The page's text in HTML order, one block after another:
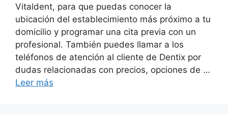
Vitaldent, para que puedas conocer la
ubicación del establecimiento más próximo a tu
domicilio y programar una cita previa con un
profesional. También puedes llamar a los
teléfonos de atención al cliente de Dentix por
dudas relacionadas con precios, opciones de …
Leer más